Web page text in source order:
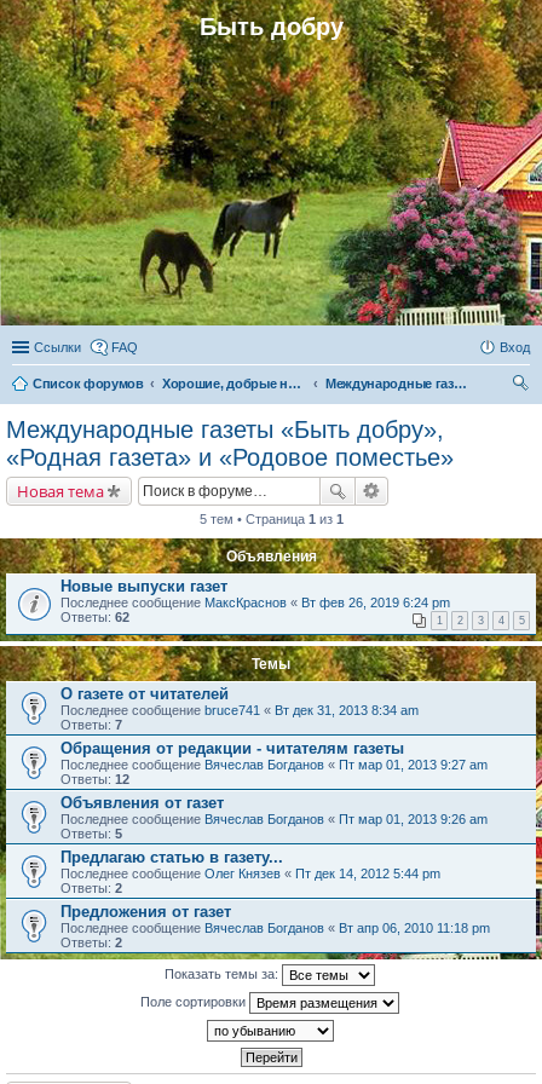
Быть добру
Ссылки FAQ Вход
Список форумов Хорошие, добрые новости и их распространение в обществе
Международные газеты «Быть добру», «Родная газета» и «Родовое поместье»
Международные газеты «Быть добру»,
«Родная газета» и «Родовое поместье»
Новая тема
5 тем • Страница 1 из 1
Объявления
Новые выпуски газет
Последнее сообщение МаксКраснов « Вт фев 26, 2019 6:24 pm
Ответы: 62 1 2 3 4 5
Темы
О газете от читателей
Последнее сообщение bruce741 « Вт дек 31, 2013 8:34 am
Ответы: 7
Обращения от редакции - читателям газеты
Последнее сообщение Вячеслав Богданов « Пт мар 01, 2013 9:27 am
Ответы: 12
Объявления от газет
Последнее сообщение Вячеслав Богданов « Пт мар 01, 2013 9:26 am
Ответы: 5
Предлагаю статью в газету...
Последнее сообщение Олег Князев « Пт дек 14, 2012 5:44 pm
Ответы: 2
Предложения от газет
Последнее сообщение Вячеслав Богданов « Вт апр 06, 2010 11:18 pm
Ответы: 2
Показать темы за:
Поле сортировки